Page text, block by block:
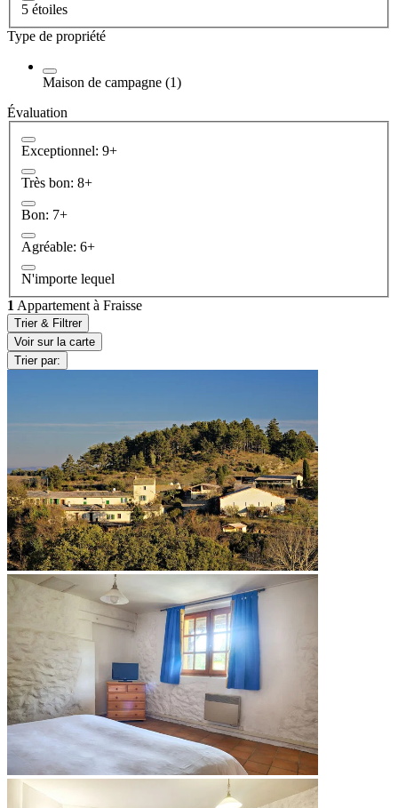
5 étoiles
Type de propriété
Maison de campagne (1)
Évaluation
Exceptionnel: 9+
Très bon: 8+
Bon: 7+
Agréable: 6+
N'importe lequel
1 Appartement à Fraisse
Trier & Filtrer
Voir sur la carte
Trier par: